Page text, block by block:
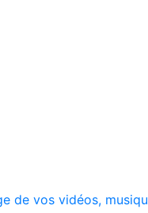
de vos vidéos,